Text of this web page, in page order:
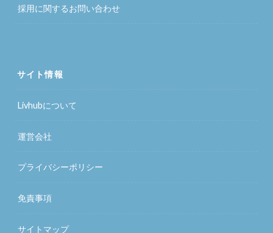
採用に関するお問い合わせ
サイト情報
Livhubについて
運営会社
プライバシーポリシー
免責事項
サイトマップ